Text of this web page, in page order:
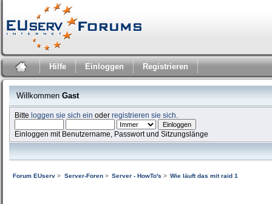
Hilfe Einloggen Registrieren
Willkommen Gast
Bitteloggen sie sich ein oderregistrieren sie sich
Einloggen mit Benutzername, Passwort und Sitzungslänge
Forum EUserv > Server-Foren> Server - HowTo's > Wie läuft das mit raid 1